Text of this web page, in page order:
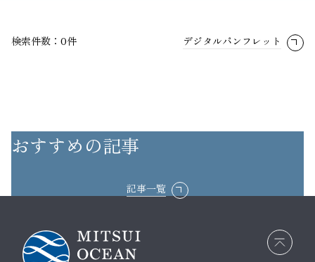
検索件数：0件 デジタルパンフレット
おすすめの記事
記事一覧
画面
最上